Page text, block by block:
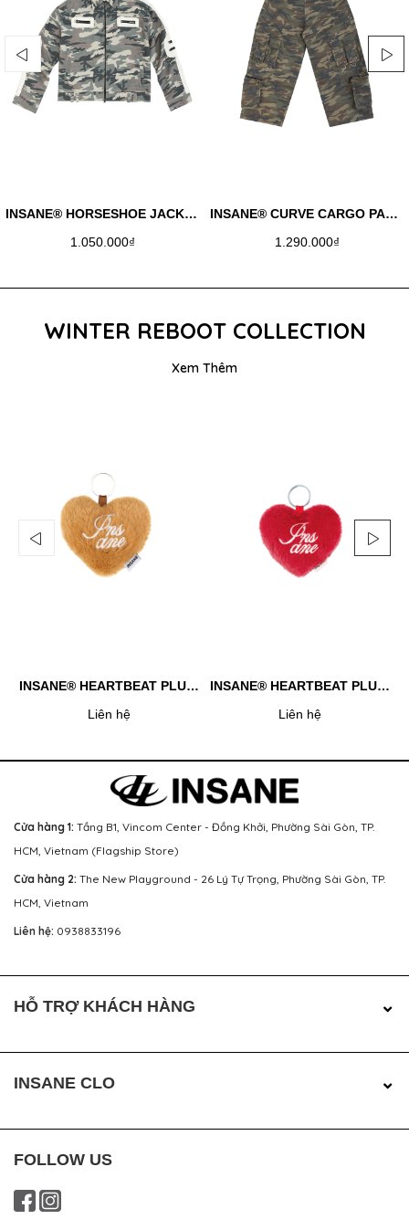
INSANE® HORSESHOE JACKET - WINTER CAMO
1.050.000₫
INSANE® CURVE CARGO PANTS
1.290.000₫
WINTER REBOOT COLLECTION
Xem Thêm
INSANE® HEARTBEAT PLUSH KEYCHAIN - BROWN
Liên hệ
INSANE® HEARTBEAT PLUSH KEYCHAIN - RED
Liên hệ
Cửa hàng 1: Tầng B1, Vincom Center - Đồng Khởi, Phường Sài Gòn, TP.
HCM, Vietnam (Flagship Store)
Cửa hàng 2: The New Playground - 26 Lý Tự Trọng, Phường Sài Gòn, TP.
HCM, Vietnam
Liên hệ: 0938833196
HỖ TRỢ KHÁCH HÀNG
INSANE CLO
FOLLOW US